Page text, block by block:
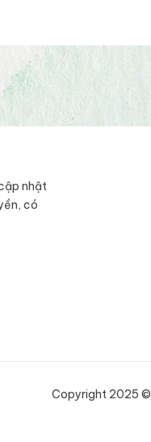
nhật
có
Copyright 2025 ©